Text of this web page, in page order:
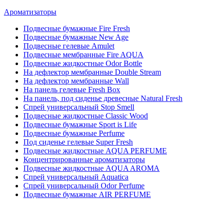
Ароматизаторы
Подвесные бумажные Fire Fresh
Подвесные бумажные New Age
Подвесные гелевые Amulet
Подвесные мембранные Fire AQUA
Подвесные жидкостные Odor Bottle
На дефлектор мембранные Double Stream
На дефлектор мембранные Wall
На панель гелевые Fresh Box
На панель, под сиденье древесные Natural Fresh
Спрей универсальный Stop Smell
Подвесные жидкостные Classic Wood
Подвесные бумажные Sport is Life
Подвесные бумажные Perfume
Под сиденье гелевые Super Fresh
Подвесные жидкостные AQUA PERFUME
Концентрированные ароматизаторы
Подвесные жидкостные AQUA AROMA
Спрей универсальный Aquatica
Спрей универсальный Odor Perfume
Подвесные бумажные AIR PERFUME